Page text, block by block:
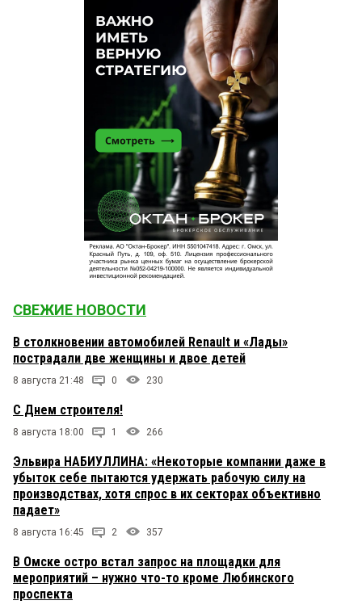
СВЕЖИЕ НОВОСТИ
В столкновении автомобилей Renault и «Лады»
пострадали две женщины и двое детей
8 августа 21:48 0 230
С Днем строителя!
8 августа 18:00 1 266
Эльвира НАБИУЛЛИНА: «Некоторые компании даже в
убыток себе пытаются удержать рабочую силу на
производствах, хотя спрос в их секторах объективно
падает»
8 августа 16:45 2 357
В Омске остро встал запрос на площадки для
мероприятий – нужно что-то кроме Любинского
проспекта